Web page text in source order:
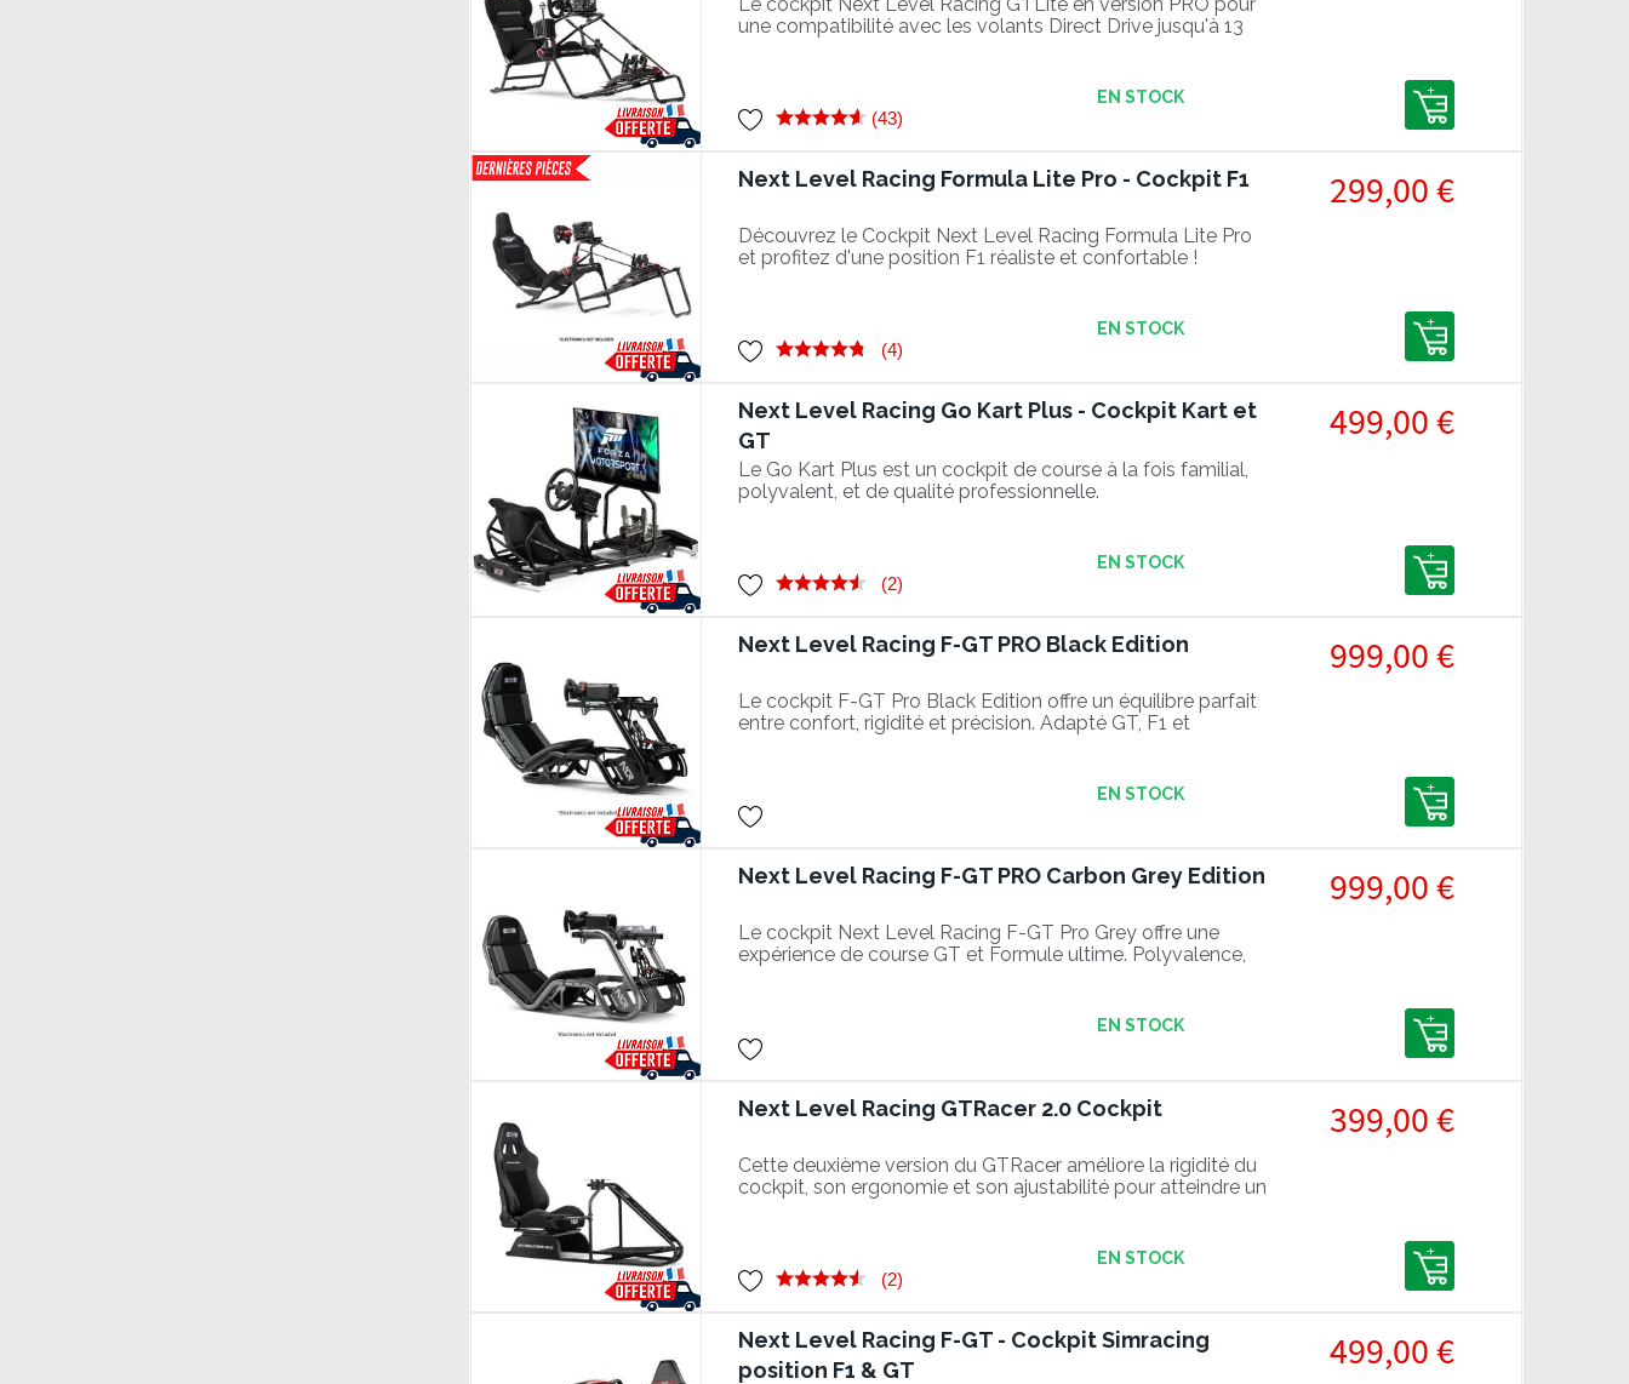
une compatibilité avec les volants Direct Drive jusqu'à 13
(43)
EN STOCK
Next Level Racing Formula Lite Pro - Cockpit F1
Découvrez le Cockpit Next Level Racing Formula Lite Pro
et profitez d'une position F1 réaliste et confortable !
299,00 €
(4)
EN STOCK
Next Level Racing Go Kart Plus - Cockpit Kart et
GT
Le Go Kart Plus est un cockpit de course à la fois familial,
polyvalent, et de qualité professionnelle.
499,00 €
(2)
EN STOCK
Next Level Racing F-GT PRO Black Edition
Le cockpit F-GT Pro Black Edition offre un équilibre parfait
entre confort, rigidité et précision. Adapté GT, F1 et
999,00 €
EN STOCK
Next Level Racing F-GT PRO Carbon Grey Edition
Le cockpit Next Level Racing F-GT Pro Grey offre une
expérience de course GT et Formule ultime. Polyvalence,
999,00 €
EN STOCK
Next Level Racing GTRacer 2.0 Cockpit
Cette deuxième version du GTRacer améliore la rigidité du
cockpit, son ergonomie et son ajustabilité pour atteindre un
399,00 €
(2)
EN STOCK
Next Level Racing F-GT - Cockpit Simracing
position F1 & GT
499,00 €